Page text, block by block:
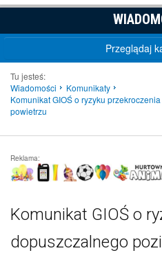
Przeglądaj
Tu jesteś:
Wiadomości
Komunikaty
Komunikat GIOŚ o ryzyku
powietrzu
Reklama:
Komunikat GIOŚ o
dopuszczalnego